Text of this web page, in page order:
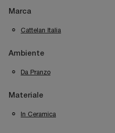
Marca
Cattelan Italia
Ambiente
Da Pranzo
Materiale
In Ceramica